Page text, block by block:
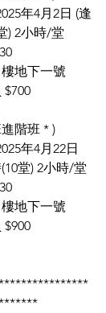
年4月2日 (逢
) 2小時/堂
地下一號
$700
階班 * )
年4月22日
堂) 2小時/堂
地下一號
$900